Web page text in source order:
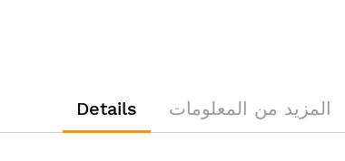
Details المزيد من المعلومات